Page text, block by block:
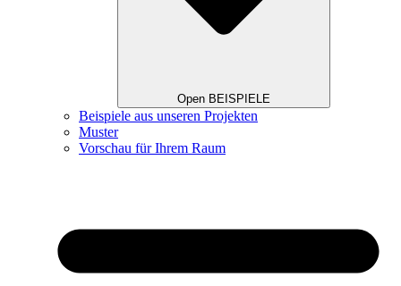
Open BEISPIELE
Beispiele aus unseren Projekten
Muster
Vorschau für Ihrem Raum